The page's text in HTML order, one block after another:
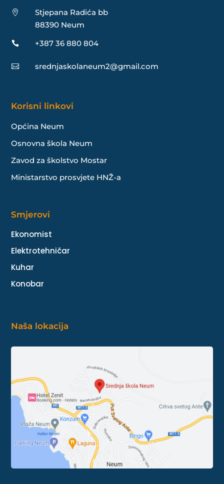

Stjepana Radića bb
88390 Neum
 +387 36 880 804
 srednjaskolaneum2@gmail.com
Korisni linkovi
Općina Neum
Osnovna škola Neum
Zavod za školstvo Mostar
Ministarstvo prosvjete HNŽ-a
Smjerovi
Ekonomist
Elektrotehničar
Kuhar
Konobar
Naša lokacija